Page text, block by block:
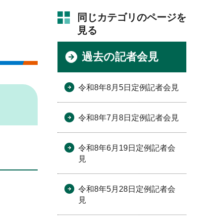
同じカテゴリのページを
見る
過去の記者会見
令和8年8月5日定例記者会見
令和8年7月8日定例記者会見
令和8年6月19日定例記者会
見
令和8年5月28日定例記者会
見